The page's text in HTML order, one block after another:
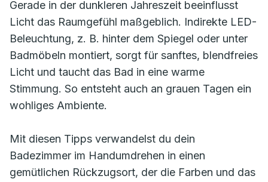
Gerade in der dunkleren Jahreszeit beeinflusst
Licht das Raumgefühl maßgeblich. Indirekte LED-
Beleuchtung, z. B. hinter dem Spiegel oder unter
Badmöbeln montiert, sorgt für sanftes, blendfreies
Licht und taucht das Bad in eine warme
Stimmung. So entsteht auch an grauen Tagen ein
wohliges Ambiente.
Mit diesen Tipps verwandelst du dein
Badezimmer im Handumdrehen in einen
gemütlichen Rückzugsort, der die Farben und das